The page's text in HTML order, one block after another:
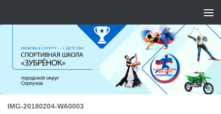
IMG-20180204-WA0003